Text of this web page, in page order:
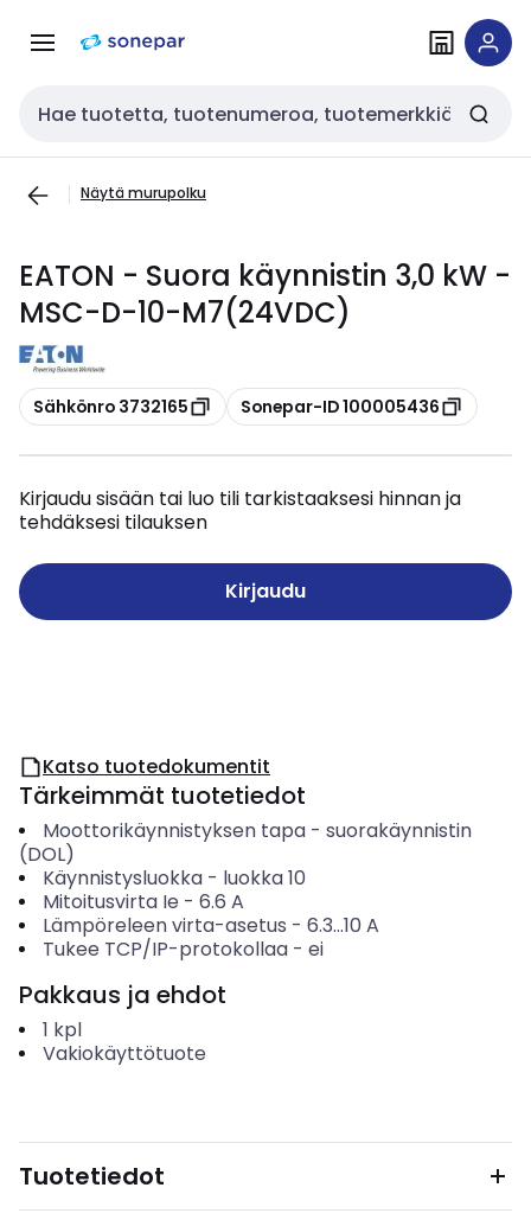
navigointiinsisältöön
Haku
Näytä murupolku
EATON - Suora käynnistin 3,0 kW -
MSC-D-10-M7(24VDC)
Kopioi
Sähkönro 3732165 Kopioi
Sonepar-ID 100005436
Kirjaudu sisään tai luo tili tarkistaaksesi hinnan ja
tehdäksesi tilauksen
Kirjaudu
Katso tuotedokumentit
Tärkeimmät tuotetiedot
Moottorikäynnistyksen tapa- suorakäynnistin
(DOL)
Käynnistysluokka- luokka 10
Mitoitusvirta Ie - 6.6 A
Lämpöreleen virta-asetus - 6.3...10 A
Tukee TCP/IP-protokollaa- ei
Pakkaus ja ehdot
1 kpl
Vakiokäyttötuote
Tuotetiedot